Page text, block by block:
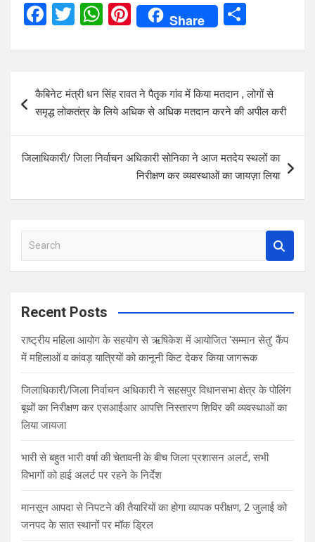
F
ce
b
o
o
k
T
tt
er
W
at
s
A
p
Pi
nt
er
es
t
Share
ar
e
navigation
कैबिनेट मंत्री धन सिंह रावत ने पैतृक गांव में किया मतदान , लोगों से
समृद्ध लोकतंत्र के लिये अधिक से अधिक मतदान करने की अपील करी
जिलाधिकारी/ जिला निर्वाचन अधिकारी सोनिका ने आज मतदेय स्थलों का
निरीक्षण कर व्यवस्थाओं का जायज़ा लिया
a
c
Recent Posts
राष्ट्रीय महिला आयोग के सहयोग से ऋषिकेश में आयोजित ‘सम्मान सेतु’ कैंप
में महिलाओं व कांवड़ यात्रियों को कानूनी किट देकर किया जागरूक
जिलाधिकारी/जिला निर्वाचन अधिकारी ने सहसपुर विधानसभा क्षेत्र के पोलिंग
बूथों का निरीक्षण कर एसआईआर आपत्ति निस्तारण शिविर की व्यवस्थाओं का
लिया जायजा
भारी से बहुत भारी वर्षा की चेतावनी के बीच जिला प्रशासन अलर्ट, सभी
विभागों को हाई अलर्ट पर रहने के निर्देश
मानसून आपदा से निपटने की तैयारियों का होगा व्यापक परीक्षण, 2 जुलाई को
जनपद के सात स्थानों पर मॉक ड्रिल